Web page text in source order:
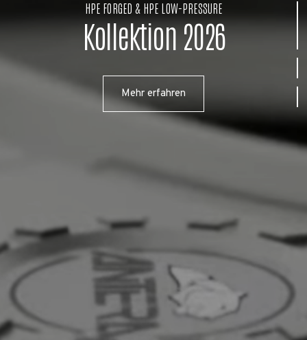
HPE FORGED & HPE LOW-PRESSURE
Kollektion 2026
Mehr erfahren